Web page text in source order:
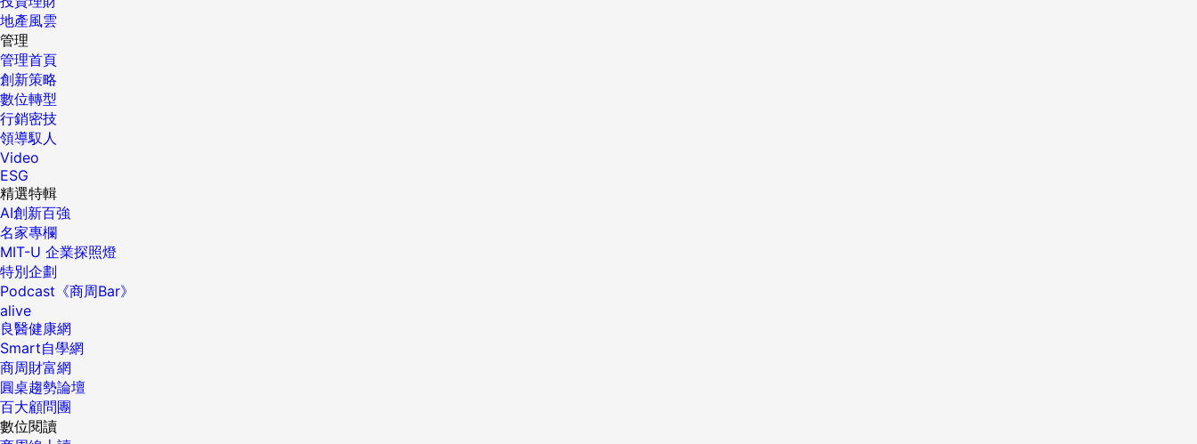
地產風雲
管理
管理首頁
創新策略
數位轉型
行銷密技
領導馭人
Video
ESG
精選特輯
AI創新百強
名家專欄
MIT-U 企業探照燈
特別企劃
Podcast《商周Bar》
alive
良醫健康網
Smart自學網
商周財富網
圓桌趨勢論壇
百大顧問團
數位閱讀